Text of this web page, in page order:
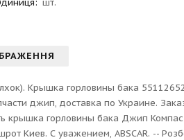
шт.
Крышка горловины бака
джип, доставка по Украине.
крышка горловины бака Джип
Киев. С уважением, ABSCAR. --